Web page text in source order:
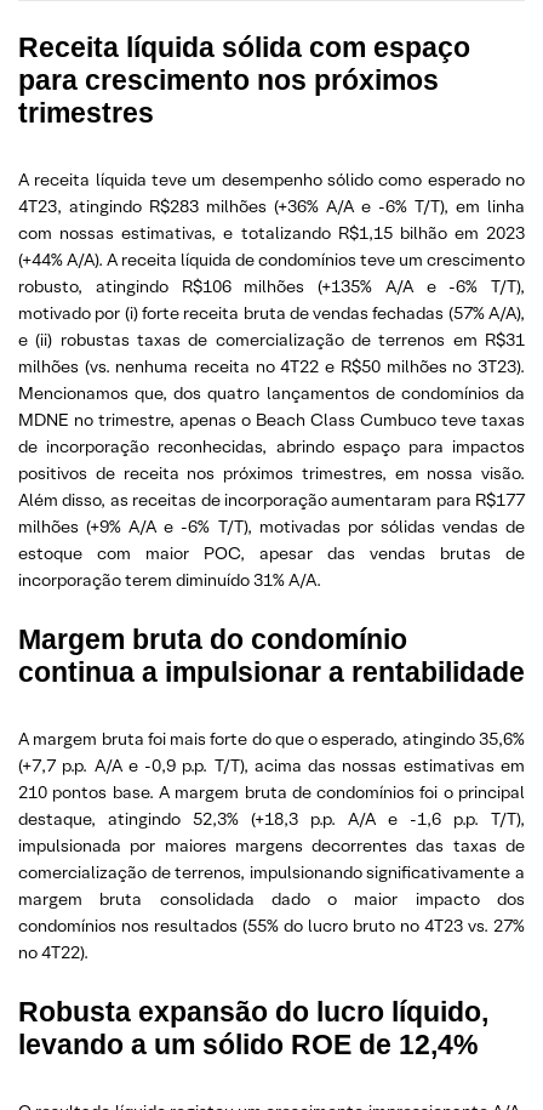
Receita líquida sólida com espaço
para crescimento nos próximos
trimestres
A receita líquida teve um desempenho sólido como esperado no
4T23, atingindo R$283 milhões (+36% A/A e -6% T/T), em linha
com nossas estimativas, e totalizando R$1,15 bilhão em 2023
(+44% A/A). A receita líquida de condomínios teve um crescimento
robusto, atingindo R$106 milhões (+135% A/A e -6% T/T),
motivado por (i) forte receita bruta de vendas fechadas (57% A/A),
e (ii) robustas taxas de comercialização de terrenos em R$31
milhões (vs. nenhuma receita no 4T22 e R$50 milhões no 3T23).
Mencionamos que, dos quatro lançamentos de condomínios da
MDNE no trimestre, apenas o Beach Class Cumbuco teve taxas
de incorporação reconhecidas, abrindo espaço para impactos
positivos de receita nos próximos trimestres, em nossa visão.
Além disso, as receitas de incorporação aumentaram para R$177
milhões (+9% A/A e -6% T/T), motivadas por sólidas vendas de
estoque com maior POC, apesar das vendas brutas de
incorporação terem diminuído 31% A/A.
Margem bruta do condomínio
continua a impulsionar a rentabilidade
A margem bruta foi mais forte do que o esperado, atingindo 35,6%
(+7,7 p.p. A/A e -0,9 p.p. T/T), acima das nossas estimativas em
210 pontos base. A margem bruta de condomínios foi o principal
destaque, atingindo 52,3% (+18,3 p.p. A/A e -1,6 p.p. T/T),
impulsionada por maiores margens decorrentes das taxas de
comercialização de terrenos, impulsionando significativamente a
margem bruta consolidada dado o maior impacto dos
condomínios nos resultados (55% do lucro bruto no 4T23 vs. 27%
no 4T22).
Robusta expansão do lucro líquido,
levando a um sólido ROE de 12,4%